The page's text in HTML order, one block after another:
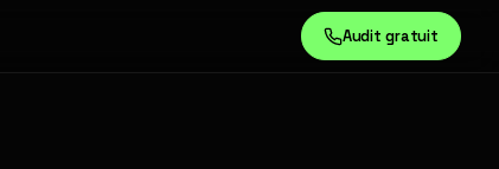
Audit gratuit